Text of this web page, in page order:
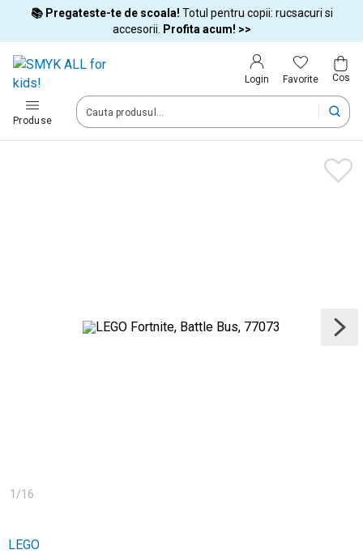
📚 Pregateste-te de scoala! Totul pentru copii: rucsacuri si
accesorii.
Profita acum! >>
Login Favorite Cos
Produse
Tara si limba
Alege tara si treci la cumparaturi
România (Romania)
1 /16
LEGO